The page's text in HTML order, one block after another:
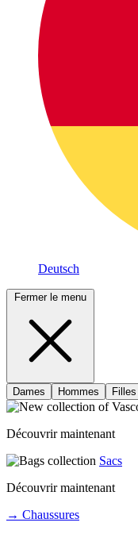
Deutsch
Fermer le menu
Dames Hommes Filles
Découvrir maintenant
Sacs
Découvrir maintenant
→ Chaussures